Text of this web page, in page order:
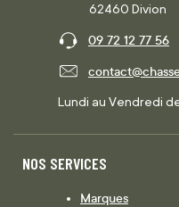
62460 Divion
09 72 12 77 56
Lundi au Vendredi
NOS SERVICES
Marques